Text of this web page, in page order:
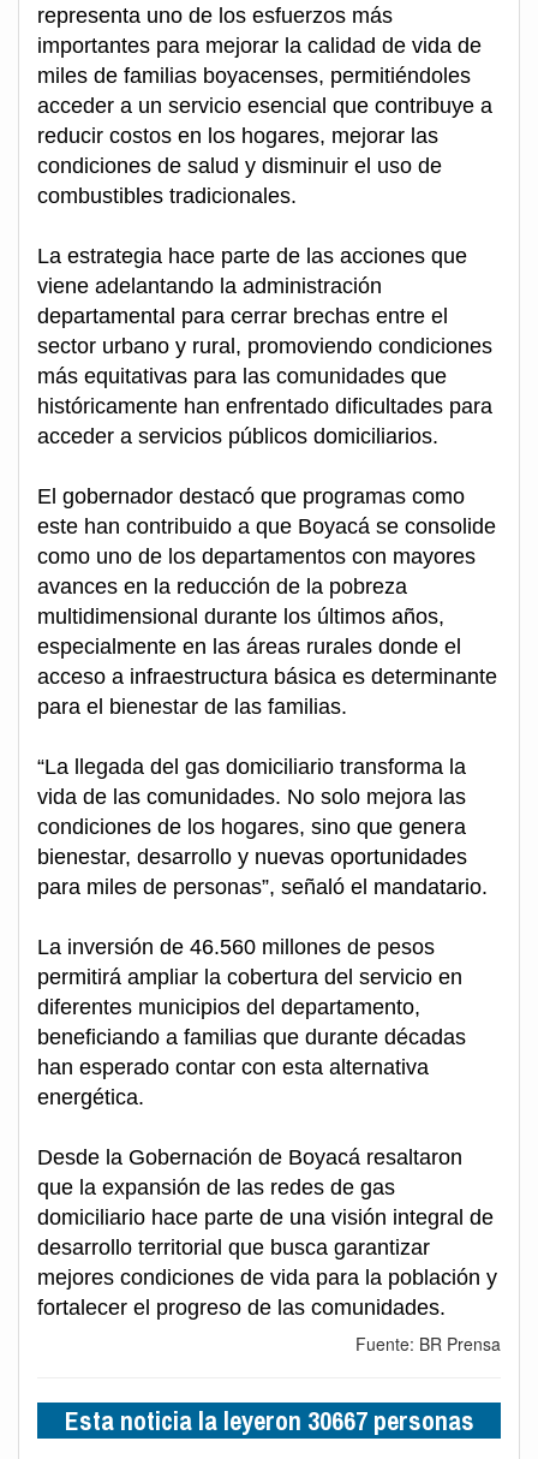
representa uno de los esfuerzos más
importantes para mejorar la calidad de vida de
miles de familias boyacenses, permitiéndoles
acceder a un servicio esencial que contribuye a
reducir costos en los hogares, mejorar las
condiciones de salud y disminuir el uso de
combustibles tradicionales.
La estrategia hace parte de las acciones que
viene adelantando la administración
departamental para cerrar brechas entre el
sector urbano y rural, promoviendo condiciones
más equitativas para las comunidades que
históricamente han enfrentado dificultades para
acceder a servicios públicos domiciliarios.
El gobernador destacó que programas como
este han contribuido a que Boyacá se consolide
como uno de los departamentos con mayores
avances en la reducción de la pobreza
multidimensional durante los últimos años,
especialmente en las áreas rurales donde el
acceso a infraestructura básica es determinante
para el bienestar de las familias.
“La llegada del gas domiciliario transforma la
vida de las comunidades. No solo mejora las
condiciones de los hogares, sino que genera
bienestar, desarrollo y nuevas oportunidades
para miles de personas”, señaló el mandatario.
La inversión de 46.560 millones de pesos
permitirá ampliar la cobertura del servicio en
diferentes municipios del departamento,
beneficiando a familias que durante décadas
han esperado contar con esta alternativa
energética.
Desde la Gobernación de Boyacá resaltaron
que la expansión de las redes de gas
domiciliario hace parte de una visión integral de
desarrollo territorial que busca garantizar
mejores condiciones de vida para la población y
fortalecer el progreso de las comunidades.
Fuente: BR Prensa
Esta noticia la leyeron 30667 personas